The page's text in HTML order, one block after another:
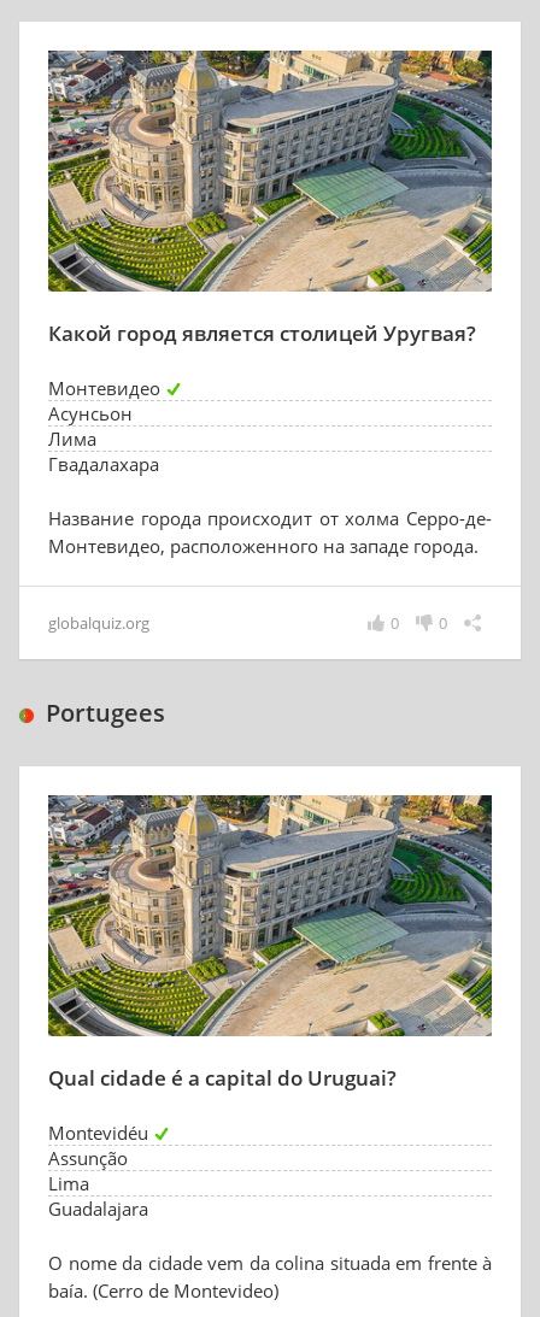
Какой город является столицей Уругвая?
Монтевидео
Асунсьон
Лима
Гвадалахара
Название города происходит от холма Серро-де-
Монтевидео, расположенного на западе города.
globalquiz.org 0
0
Portugees
Qual cidade é a capital do Uruguai?
Montevidéu
Assunção
Lima
Guadalajara
O nome da cidade vem da colina situada em frente à
baía. (Cerro de Montevideo)